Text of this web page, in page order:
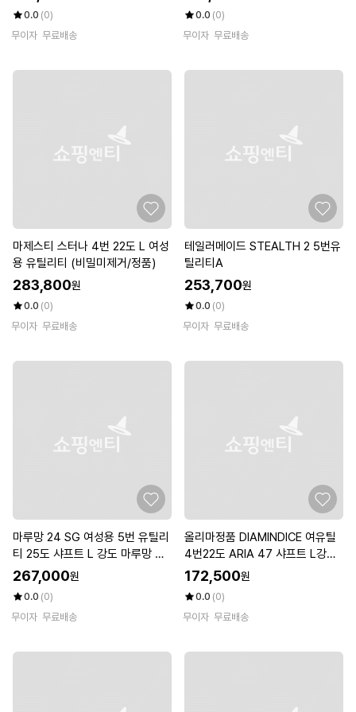
0.0 (0)
무이자 무료배송
0.0 (0)
무이자 무료배송
마제스티 스터나 4번 22도 L 여성
용 유틸리티 (비밀미제거/정품)
283,800원
0.0 (0)
무이자 무료배송
테일러메이드 STEALTH 2 5번유
틸리티A
253,700원
0.0 (0)
무이자 무료배송
마루망 24 SG 여성용 5번 유틸리
티 25도 샤프트 L 강도 마루망 코
리아 정품
267,000원
0.0 (0)
무이자 무료배송
올리마정품 DIAMINDICE 여유틸
4번22도 ARIA 47 샤프트 L강도
코드8121628
172,500원
0.0 (0)
무이자 무료배송